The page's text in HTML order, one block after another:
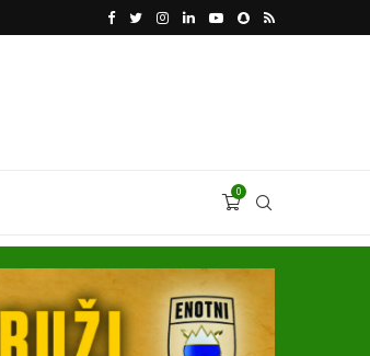
VODJA UKROBORONPROMA HERMAN SMETANIN
0